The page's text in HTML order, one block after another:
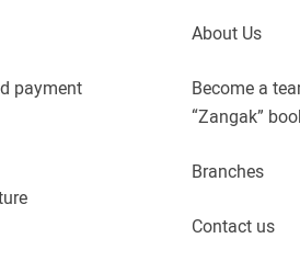
payment
About Us
Become a
“Zangak”
Branches
Contact us